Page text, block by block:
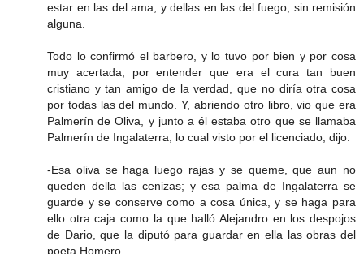
estar en las del ama, y dellas en las del fuego, sin remisión
alguna.
Todo lo confirmó el barbero, y lo tuvo por bien y por cosa
muy acertada, por entender que era el cura tan buen
cristiano y tan amigo de la verdad, que no diría otra cosa
por todas las del mundo. Y, abriendo otro libro, vio que era
Palmerín de Oliva, y junto a él estaba otro que se llamaba
Palmerín de Ingalaterra; lo cual visto por el licenciado, dijo:
-Esa oliva se haga luego rajas y se queme, que aun no
queden della las cenizas; y esa palma de Ingalaterra se
guarde y se conserve como a cosa única, y se haga para
ello otra caja como la que halló Alejandro en los despojos
de Dario, que la diputó para guardar en ella las obras del
poeta Homero.